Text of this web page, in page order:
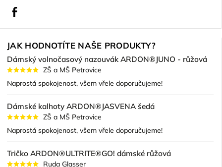
JAK HODNOTÍTE NAŠE PRODUKTY?
Dámský volnočasový nazouvák ARDON®JUNO - růžová
ZŠ a MŠ Petrovice
Naprostá spokojenost, všem vřele doporučujeme!
Dámské kalhoty ARDON®JASVENA šedá
ZŠ a MŠ Petrovice
Naprostá spokojenost, všem vřele doporučujeme!
Tričko ARDON®ULTRITE®GO! dámské růžová
Ruda Glasser